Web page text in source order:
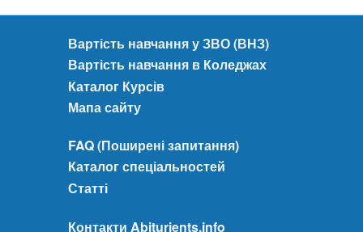
Вартість навчання у ЗВО (ВНЗ)
Вартість навчання в Коледжах
Каталог Курсів
Мапа сайту
FAQ (Поширені запитання)
Каталог спеціальностей
Статті
Контакти Abiturients.info